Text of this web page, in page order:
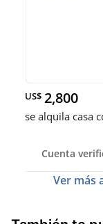
US$ 2,800
se alquila casa
Cuenta
Ver más